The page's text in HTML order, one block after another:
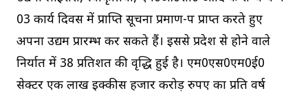
03 कार्य दिवस में प्राप्ति सूचना प्रमाण-पत्र प्राप्त करते हुए
अपना उद्यम प्रारम्भ कर सकते हैं। इससे प्रदेश से होने वाले
निर्यात में 38 प्रतिशत की वृद्धि हुई है। एम0एस0एम0ई0
सेक्टर एक लाख इक्कीस हजार करोड़ रुपए का प्रति वर्ष